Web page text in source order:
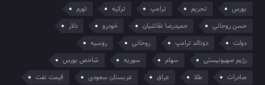
بورس
تحریم ترامپ ترکیه
تورم
حسن روحانی
حمیدرضا نقاشیان خودرو
دلار
دولت
دونالد ترامپ روحانی
روسیه
رژیم صهیونیستی
سهام سوریه
شاخص بورس
صادرات
طلا عراق عربستان سعودی قیمت نفت